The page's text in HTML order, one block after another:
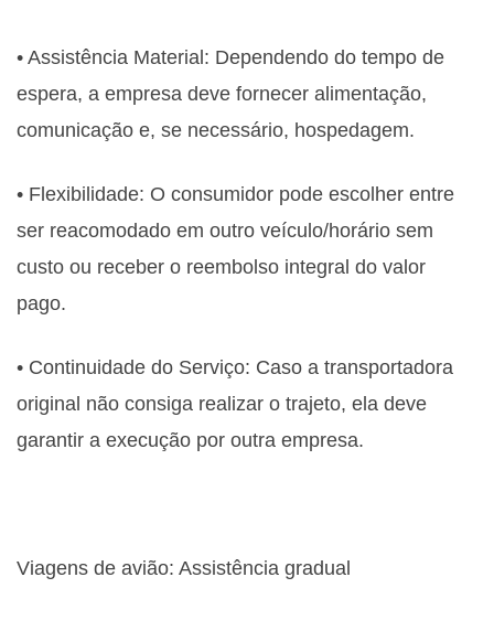
• Assistência Material: Dependendo do tempo de
espera, a empresa deve fornecer alimentação,
comunicação e, se necessário, hospedagem.
• Flexibilidade: O consumidor pode escolher entre
ser reacomodado em outro veículo/horário sem
custo ou receber o reembolso integral do valor
pago.
• Continuidade do Serviço: Caso a transportadora
original não consiga realizar o trajeto, ela deve
garantir a execução por outra empresa.
Viagens de avião: Assistência gradual